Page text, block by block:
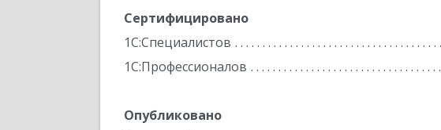
Сертифицировано
1С:Специалистов
1С:Профессионалов
Опубликовано